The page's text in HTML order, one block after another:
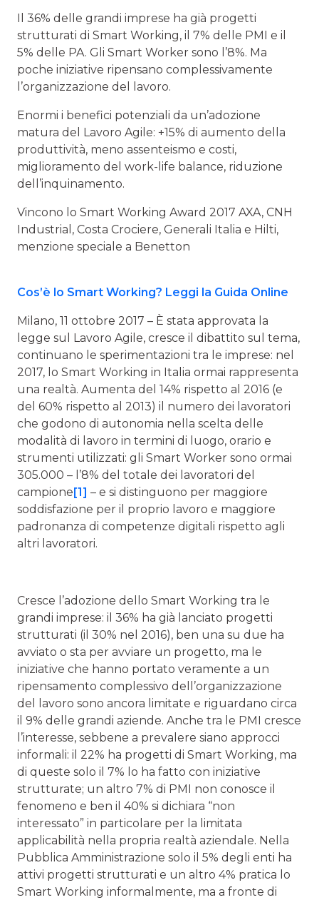
Il 36% delle grandi imprese ha già progetti
strutturati di Smart Working, il 7% delle PMI e il
5% delle PA. Gli Smart Worker sono l’8%. Ma
poche iniziative ripensano complessivamente
l’organizzazione del lavoro.
Enormi i benefici potenziali da un’adozione
matura del Lavoro Agile: +15% di aumento della
produttività, meno assenteismo e costi,
miglioramento del work-life balance, riduzione
dell’inquinamento.
Vincono lo Smart Working Award 2017 AXA, CNH
Industrial, Costa Crociere, Generali Italia e Hilti,
menzione speciale a Benetton
Cos’è lo Smart Working? Leggi la Guida Online
Milano, 11 ottobre 2017 – È stata approvata la
legge sul Lavoro Agile, cresce il dibattito sul tema,
continuano le sperimentazioni tra le imprese: nel
2017, lo Smart Working in Italia ormai rappresenta
una realtà. Aumenta del 14% rispetto al 2016 (e
del 60% rispetto al 2013) il numero dei lavoratori
che godono di autonomia nella scelta delle
modalità di lavoro in termini di luogo, orario e
strumenti utilizzati: gli Smart Worker sono ormai
305.000 – l’8% del totale dei lavoratori del
campione[1] – e si distinguono per maggiore
soddisfazione per il proprio lavoro e maggiore
padronanza di competenze digitali rispetto agli
altri lavoratori.
Cresce l’adozione dello Smart Working tra le
grandi imprese: il 36% ha già lanciato progetti
strutturati (il 30% nel 2016), ben una su due ha
avviato o sta per avviare un progetto, ma le
iniziative che hanno portato veramente a un
ripensamento complessivo dell’organizzazione
del lavoro sono ancora limitate e riguardano circa
il 9% delle grandi aziende. Anche tra le PMI cresce
l’interesse, sebbene a prevalere siano approcci
informali: il 22% ha progetti di Smart Working, ma
di queste solo il 7% lo ha fatto con iniziative
strutturate; un altro 7% di PMI non conosce il
fenomeno e ben il 40% si dichiara “non
interessato” in particolare per la limitata
applicabilità nella propria realtà aziendale. Nella
Pubblica Amministrazione solo il 5% degli enti ha
attivi progetti strutturati e un altro 4% pratica lo
Smart Working informalmente, ma a fronte di